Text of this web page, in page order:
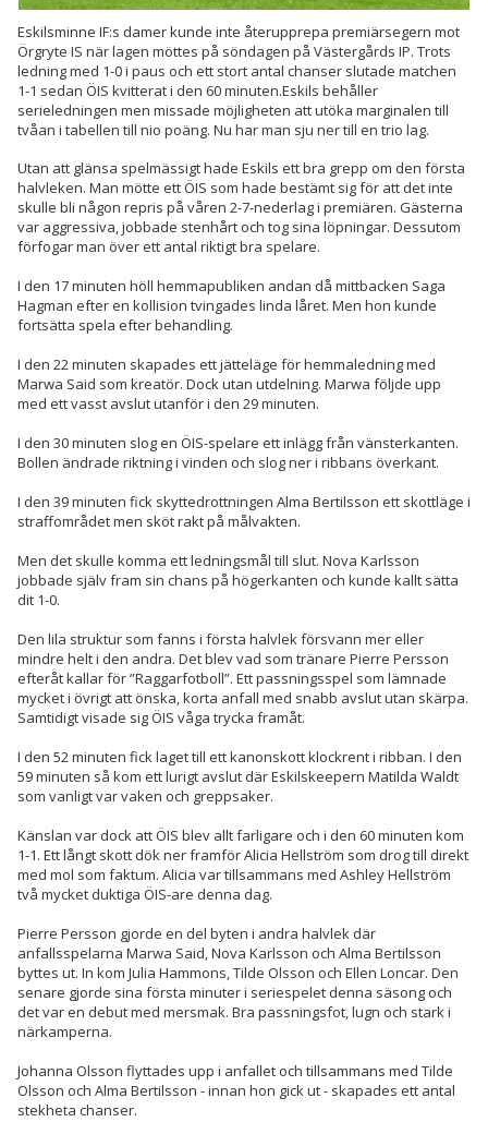
Eskilsminne IF:s damer kunde inte återupprepa premiärsegern mot
Örgryte IS när lagen möttes på söndagen på Västergårds IP. Trots
ledning med 1-0 i paus och ett stort antal chanser slutade matchen
1-1 sedan ÖIS kvitterat i den 60 minuten.Eskils behåller
serieledningen men missade möjligheten att utöka marginalen till
tvåan i tabellen till nio poäng. Nu har man sju ner till en trio lag.
Utan att glänsa spelmässigt hade Eskils ett bra grepp om den första
halvleken. Man mötte ett ÖIS som hade bestämt sig för att det inte
skulle bli någon repris på våren 2-7-nederlag i premiären. Gästerna
var aggressiva, jobbade stenhårt och tog sina löpningar. Dessutom
förfogar man över ett antal riktigt bra spelare.
I den 17 minuten höll hemmapubliken andan då mittbacken Saga
Hagman efter en kollision tvingades linda låret. Men hon kunde
fortsätta spela efter behandling.
I den 22 minuten skapades ett jätteläge för hemmaledning med
Marwa Said som kreatör. Dock utan utdelning. Marwa följde upp
med ett vasst avslut utanför i den 29 minuten.
I den 30 minuten slog en ÖIS-spelare ett inlägg från vänsterkanten.
Bollen ändrade riktning i vinden och slog ner i ribbans överkant.
I den 39 minuten fick skyttedrottningen Alma Bertilsson ett skottläge i
straffområdet men sköt rakt på målvakten.
Men det skulle komma ett ledningsmål till slut. Nova Karlsson
jobbade själv fram sin chans på högerkanten och kunde kallt sätta
dit 1-0.
Den lila struktur som fanns i första halvlek försvann mer eller
mindre helt i den andra. Det blev vad som tränare Pierre Persson
efteråt kallar för ”Raggarfotboll”. Ett passningsspel som lämnade
mycket i övrigt att önska, korta anfall med snabb avslut utan skärpa.
Samtidigt visade sig ÖIS våga trycka framåt.
I den 52 minuten fick laget till ett kanonskott klockrent i ribban. I den
59 minuten så kom ett lurigt avslut där Eskilskeepern Matilda Waldt
som vanligt var vaken och greppsaker.
Känslan var dock att ÖIS blev allt farligare och i den 60 minuten kom
1-1. Ett långt skott dök ner framför Alicia Hellström som drog till direkt
med mol som faktum. Alicia var tillsammans med Ashley Hellström
två mycket duktiga ÖIS-are denna dag.
Pierre Persson gjorde en del byten i andra halvlek där
anfallsspelarna Marwa Said, Nova Karlsson och Alma Bertilsson
byttes ut. In kom Julia Hammons, Tilde Olsson och Ellen Loncar. Den
senare gjorde sina första minuter i seriespelet denna säsong och
det var en debut med mersmak. Bra passningsfot, lugn och stark i
närkamperna.
Johanna Olsson flyttades upp i anfallet och tillsammans med Tilde
Olsson och Alma Bertilsson - innan hon gick ut - skapades ett antal
stekheta chanser.